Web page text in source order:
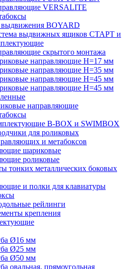
VERSALITE
BOYARD
выдвижных ящиков СТАРТ и
скрытого монтажа
направляющие H=17 мм
направляющие H=35 мм
направляющие H=45 мм
направляющие H=45 мм
направляющие
B-BOX и SWIMBOX
для роликовых
и метабоксов
шариковые
роликовые
тонких металлических боковых
и полки для клавиатуры
рейлинги
крепления
Ø16 мм
Ø25 мм
Ø50 мм
овальная, прямоугольная